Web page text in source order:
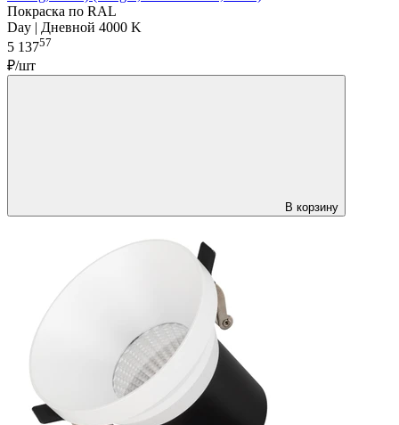
Покраска по RAL
Day | Дневной 4000 K
5 13757
₽/шт
В корзину